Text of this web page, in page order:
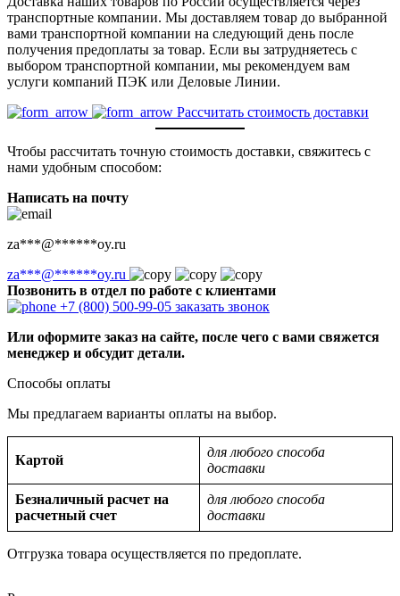
транспортные компании. Мы доставляем товар до выбранной
вами транспортной компании на следующий день после
получения предоплаты за товар. Если вы затрудняетесь с
выбором транспортной компании, мы рекомендуем вам
услуги компаний ПЭК или Деловые Линии.
Рассчитать стоимость доставки
Чтобы рассчитать точную стоимость доставки, свяжитесь с
нами удобным способом:
Написать на почту
za***@******oy.ru
za***@******oy.ru
Позвонить в отдел по работе с клиентами
+7 (800) 500-99-05 заказать звонок
Или оформите заказ на сайте, после чего с вами свяжется
менеджер и обсудит детали.
Способы оплаты
Мы предлагаем варианты оплаты на выбор.
Картой
для любого способа
доставки
Безналичный расчет на
расчетный счет
для любого способа
доставки
Отгрузка товара осуществляется по предоплате.